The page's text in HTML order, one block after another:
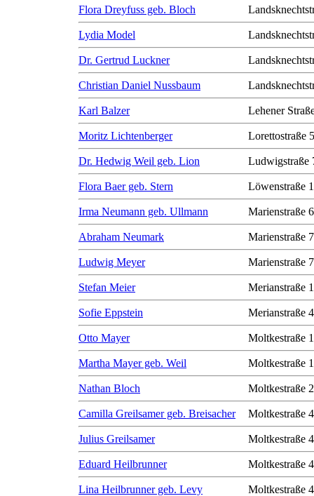
Flora Dreyfuss geb. Bloch
Lydia Model
Dr. Gertrud Luckner
Christian Daniel Nussbaum
Karl Balzer Lehener
Moritz Lichtenberger Lorettostraße
Dr. Hedwig Weil geb. Lion Ludwigstraße
Flora Baer geb. Stern Löwenstraße 1
Irma Neumann geb. Ullmann Marienstraße 6
Abraham Neumark Marienstraße 7
Ludwig Meyer Marienstraße 7
Stefan Meier Merianstraße
Sofie Eppstein Merianstraße
Otto Mayer Moltkestraße
Martha Mayer geb. Weil Moltkestraße
Nathan Bloch Moltkestraße
Camilla Greilsamer geb. Breisacher Moltkestraße
Julius Greilsamer Moltkestraße
Eduard Heilbrunner Moltkestraße
Lina Heilbrunner geb. Levy Moltkestraße